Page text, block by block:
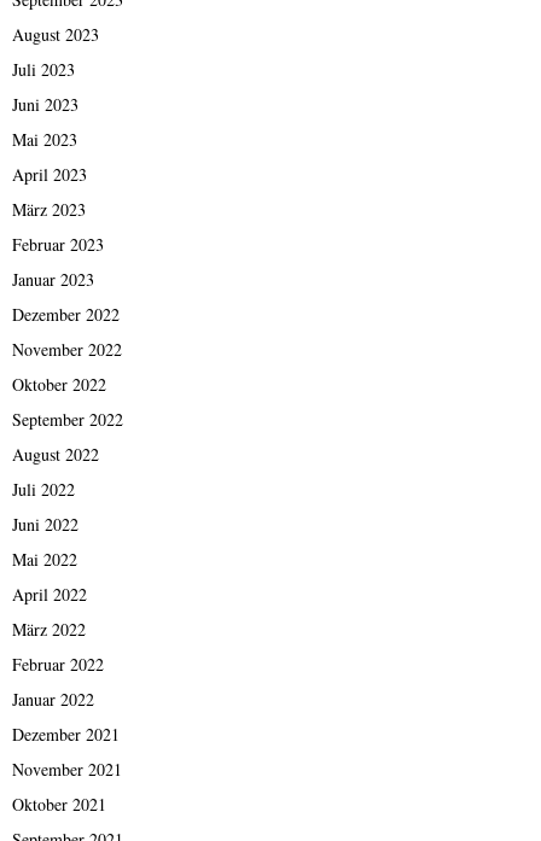
August 2023
Juli 2023
Juni 2023
Mai 2023
April 2023
März 2023
Februar 2023
Januar 2023
Dezember 2022
November 2022
Oktober 2022
September 2022
August 2022
Juli 2022
Juni 2022
Mai 2022
April 2022
März 2022
Februar 2022
Januar 2022
Dezember 2021
November 2021
Oktober 2021